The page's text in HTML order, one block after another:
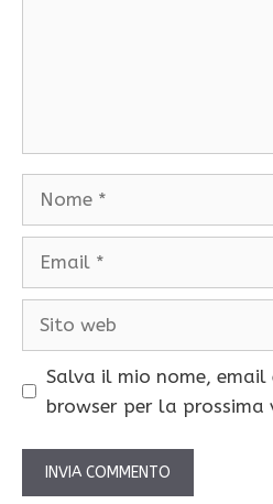
Salva il mio nome,
browser per la prossima